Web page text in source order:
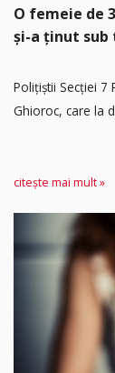
O femeie de
și-a ținut sub
​Polițiștii Secției 7
Ghioroc, care la
citește mai mult »